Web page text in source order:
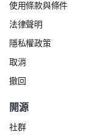
使用條款與條件
法律聲明
隱私權政策
取消
撤回
開源
社群